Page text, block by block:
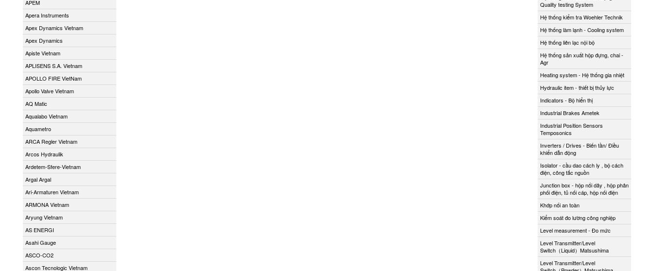
APEM
Apera Instruments
Apex Dynamics Vietnam
Apex Dynamics
Apiste Vietnam
APLISENS S.A. Vietnam
APOLLO FIRE VietNam
Apollo Valve Vietnam
AQ Matic
Aqualabo Vietnam
Aquametro
ARCA Regler Vietnam
Arcos Hydraulik
Ardetem-Sfere-Vietnam
Argal Argal
Ari-Armaturen Vietnam
ARMONA Vietnam
Aryung Vietnam
AS ENERGI
Asahi Gauge
ASCO-CO2
Ascon Tecnologic Vietnam
Quality testing System
Hệ thống kiểm tra Woehler Technik
Hệ thống làm lạnh - Cooling system
Hệ thống liên lạc nội bộ
Hệ thống sản xuất hộp đựng, chai -
Agr
Heating system - Hệ thống gia nhiệt
Hydraulic item - thiết bị thủy lực
Indicators - Bộ hiển thị
Industrial Brakes Ametek
Industrial Position Sensors
Temposonics
Inverters / Drives - Biến tần/ Điều
khiển dẫn động
Isolator - cầu dao cách ly , bộ cách
điện, công tắc nguồn
Junction box - hộp nối dây , hộp phân
phối điện, tủ nối cáp, hộp nối điện
Khớp nối an toàn
Kiểm soát đo lường công nghiệp
Level measurement - Đo mức
Level Transmitter/Level
Switch（Liquid）Matsushima
Level Transmitter/Level